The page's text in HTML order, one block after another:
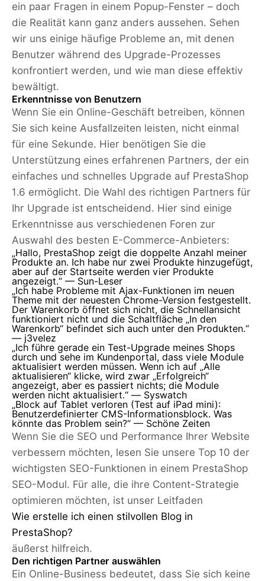
ein paar Fragen in einem Popup-Fenster – doch
die Realität kann ganz anders aussehen. Sehen
wir uns einige häufige Probleme an, mit denen
Benutzer während des Upgrade-Prozesses
konfrontiert werden, und wie man diese effektiv
bewältigt.
Erkenntnisse von Benutzern
Wenn Sie ein Online-Geschäft betreiben, können
Sie sich keine Ausfallzeiten leisten, nicht einmal
für eine Sekunde. Hier benötigen Sie die
Unterstützung eines erfahrenen Partners, der ein
einfaches und schnelles Upgrade auf PrestaShop
1.6 ermöglicht. Die Wahl des richtigen Partners für
Ihr Upgrade ist entscheidend. Hier sind einige
Erkenntnisse aus verschiedenen Foren zur
Auswahl des besten E-Commerce-Anbieters:
„Hallo, PrestaShop zeigt die doppelte Anzahl meiner
Produkte an. Ich habe nur zwei Produkte hinzugefügt,
aber auf der Startseite werden vier Produkte
angezeigt.“ — Sun-Leser
„Ich habe Probleme mit Ajax-Funktionen im neuen
Theme mit der neuesten Chrome-Version festgestellt.
Der Warenkorb öffnet sich nicht, die Schnellansicht
funktioniert nicht und die Schaltfläche „In den
Warenkorb“ befindet sich auch unter den Produkten.“
— j3velez
„Ich führe gerade ein Test-Upgrade meines Shops
durch und sehe im Kundenportal, dass viele Module
aktualisiert werden müssen. Wenn ich auf „Alle
aktualisieren“ klicke, wird zwar „Erfolgreich“
angezeigt, aber es passiert nichts; die Module
werden nicht aktualisiert.“ — Syswatch
„Block auf Tablet verloren (Test auf iPad mini):
Benutzerdefinierter CMS-Informationsblock. Was
könnte das Problem sein?“ — Schöne Zeiten
Wenn Sie die SEO und Performance Ihrer Website
verbessern möchten, lesen Sie unsere Top 10 der
wichtigsten SEO-Funktionen in einem PrestaShop
SEO-Modul. Für alle, die ihre Content-Strategie
optimieren möchten, ist unser Leitfaden
Wie erstelle ich einen stilvollen Blog in
PrestaShop?
äußerst hilfreich.
Den richtigen Partner auswählen
Ein Online-Business bedeutet, dass Sie sich keine